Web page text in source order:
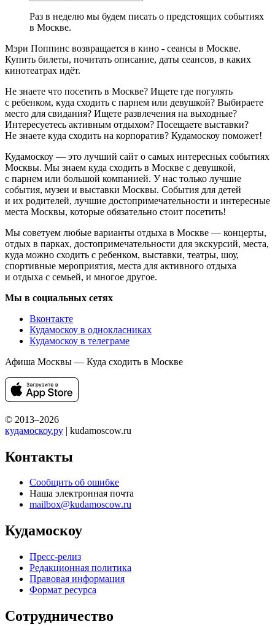
Раз в неделю мы будем писать о предстоящих событиях
в Москве.
Мэри Поппинс возвращается в кино - сеансы в Москве.
Купить билеты, почитать описание, даты сеансов, в каких
кинотеатрах идёт.
Не знаете что посетить в Москве? Ищете где погулять
с ребенком, куда сходить с парнем или девушкой? Выбираете
место для свидания? Ищете развлечения на выходные?
Интересуетесь активным отдыхом? Посещаете выставки?
Не знаете куда сходить на корпоратив? Кудамоскоу поможет!
Кудамоскоу — это лучший сайт о самых интересных событиях
Москвы. Мы знаем куда сходить в Москве с девушкой,
с парнем или большой компанией. У нас только лучшие
события, музеи и выставки Москвы. События для детей
и их родителей, лучшие достопримечательности и интересные
места Москвы, которые обязательно стоит посетить!
Мы советуем любые варианты отдыха в Москве — концерты,
отдых в парках, достопримечательности для экскурсий, места,
куда можно сходить с ребенком, выставки, театры, шоу,
спортивные мероприятия, места для активного отдыха
и отдыха с семьей, и многое другое.
Мы в социальных сетях
Вконтакте
Кудамоскоу в однокласниках
Кудамоскоу в телеграме
Афиша Москвы — Куда сходить в Москве
© 2013–2026
кудамоскоу.ру | kudamoscow.ru
Контакты
Сообщить об ошибке
Наша электронная почта
mailbox@kudamoscow.ru
Кудамоскоу
Пресс-релиз
Редакционная политика
Правовая информация
Формат ресурса
Сотрудничество